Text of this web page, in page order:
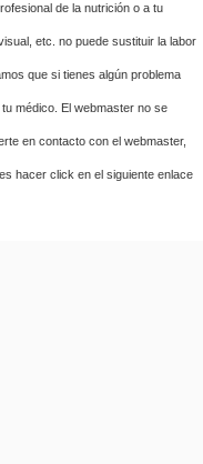
de la nutrición o a tu
etc. no puede sustituir la labor
que si tienes algún problema
médico. El webmaster no se
en contacto con el webmaster,
hacer click en el siguiente enlace